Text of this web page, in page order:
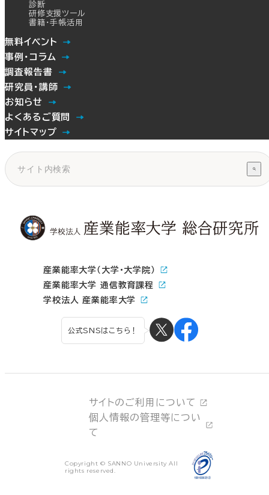
診断
研修支援ツール
書籍・手帳活用
無料イベント
事例・コラム
調査報告書
研究員・講師
お知らせ
よくあるご質問
サイトマップ
産業能率大学（大学・大学院）
産業能率大学 通信教育課程
学校法人 産業能率大学
公式SNSはこちら！
サイトのご利用について
個人情報の管理等につい
て
Copyright © SANNO University All
rights reserved.